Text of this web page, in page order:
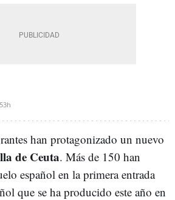
han protagonizado un nuevo
de Ceuta. Más de 150 han
español en la primera entrada
que se ha producido este año en